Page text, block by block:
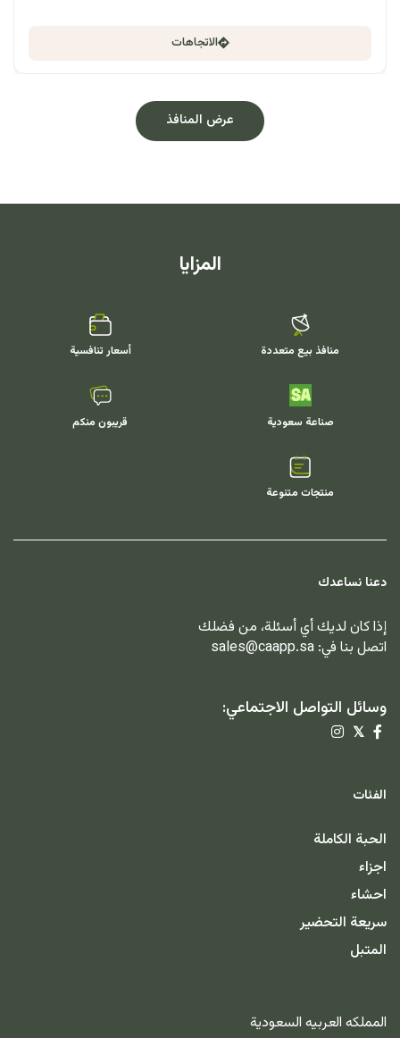
الاتجاهات
عرض المنافذ
المزايا
منافذ بيع متعددة أسعار تنافسية
صناعة سعودية قريبون منكم
منتجات متنوعة
دعنا نساعدك
إذا كان لديك أي أسئلة، من فضلك
اتصل بنا في: sales@caapp.sa
وسائل التواصل الاجتماعي:
𝕏
الفئات
الحبة الكاملة
اجزاء
احشاء
سريعة التحضير
المتبل
المملكه العربيه السعودية